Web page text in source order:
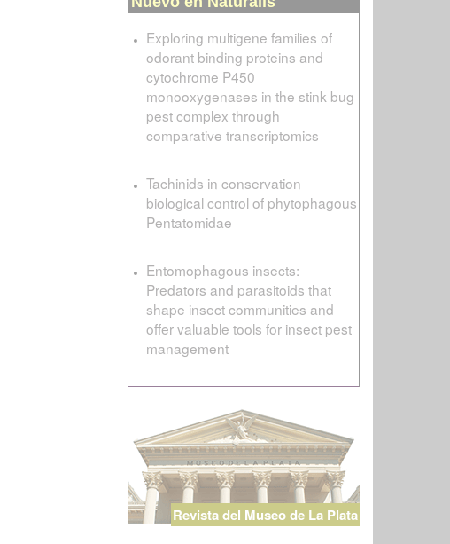
Exploring multigene families of
odorant binding proteins and
cytochrome P450
monooxygenases in the stink bug
pest complex through
comparative transcriptomics
Tachinids in conservation
biological control of phytophagous
Pentatomidae
Entomophagous insects:
Predators and parasitoids that
shape insect communities and
offer valuable tools for insect pest
management
Revista del Museo de La Plata